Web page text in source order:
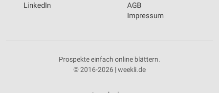
LinkedIn
AGB
Impressum
Prospekte einfach online blättern.
© 2016-2026 | weekli.de